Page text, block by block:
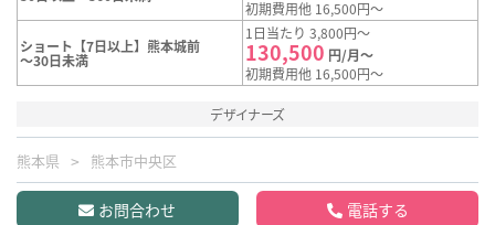
初期費用他 16,500円～
ショート【7日以上】熊本城前
～30日未満
1日当たり 3,800円～
130,500 円/月～
初期費用他 16,500円～
デザイナーズ
熊本県 熊本市中央区
お問合わせ 電話する